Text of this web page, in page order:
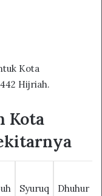
Kota
Hijriah.
Kota
Syuruq Dhuhur